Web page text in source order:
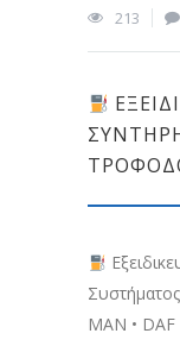
213
MAN •